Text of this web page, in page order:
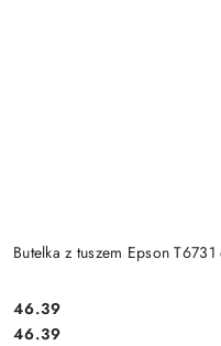
Butelka z tuszem Epson
Cena:
46.39
Cena:
46.39